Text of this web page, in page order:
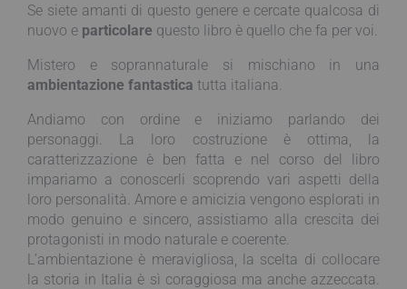
Se siete amanti di questo genere e cercate qualcosa di
nuovo e particolare questo libro è quello che fa per voi.
Mistero e soprannaturale si mischiano in una
ambientazione fantastica tutta italiana.
Andiamo con ordine e iniziamo parlando dei
personaggi. La loro costruzione è ottima, la
caratterizzazione è ben fatta e nel corso del libro
impariamo a conoscerli scoprendo vari aspetti della
loro personalità. Amore e amicizia vengono esplorati in
modo genuino e sincero, assistiamo alla crescita dei
protagonisti in modo naturale e coerente.
L’ambientazione è meravigliosa, la scelta di collocare
la storia in Italia è sì coraggiosa ma anche azzeccata.